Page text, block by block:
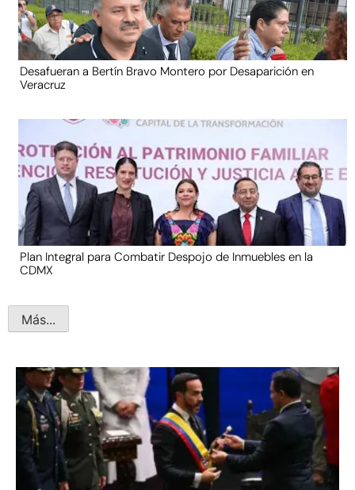
Desafueran a Bertín Bravo Montero por Desaparición en
Veracruz
Plan Integral para Combatir Despojo de Inmuebles en la
CDMX
Más...